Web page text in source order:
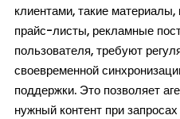
клиентами, такие материалы,
прайс-листы, рекламные
пользователя, требуют
своевременной
поддержки. Это позволяет
нужный контент при